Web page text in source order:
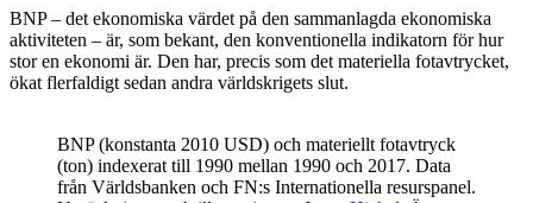
BNP – det ekonomiska värdet på den sammanlagda ekonomiska
aktiviteten – är, som bekant, den konventionella indikatorn för hur
stor en ekonomi är. Den har, precis som det materiella fotavtrycket,
ökat flerfaldigt sedan andra världskrigets slut.
BNP (konstanta 2010 USD) och materiellt fotavtryck
(ton) indexerat till 1990 mellan 1990 och 2017. Data
från Världsbanken och FN:s Internationella resurspanel.